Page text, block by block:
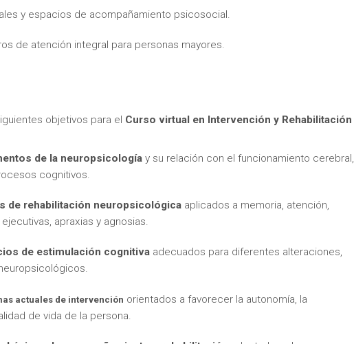
y espacios de acompañamiento psicosocial.
de atención integral para personas mayores.
objetivos para el Curso virtual en Intervención y Rehabilitación
de la neuropsicología y su relación con el funcionamiento cerebral,
cognitivos.
de rehabilitación neuropsicológica aplicados a memoria, atención,
apraxias y agnosias.
de estimulación cognitiva adecuados para diferentes alteraciones,
actuales de intervención orientados a favorecer la autonomía, la
de vida de la persona.